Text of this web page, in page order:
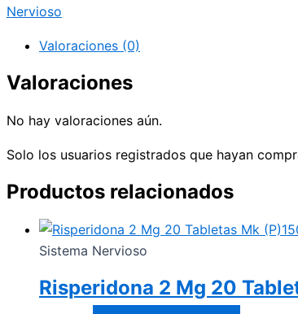
Nervioso
Valoraciones (0)
Valoraciones
No hay valoraciones aún.
Solo los usuarios registrados que hayan
Productos relacionados
Sistema Nervioso
Risperidona 2 Mg 20